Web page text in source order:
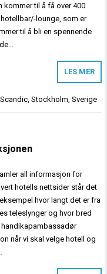
til å få over 400
lounge, som er
til å bli en spennende
LES MER
Scandic ,Stockholm ,Sverige
all informasjon for
hotells nettsider står det
hvor langt det er fra
teleslynger og hvor bred
når vi skal velge hotell og